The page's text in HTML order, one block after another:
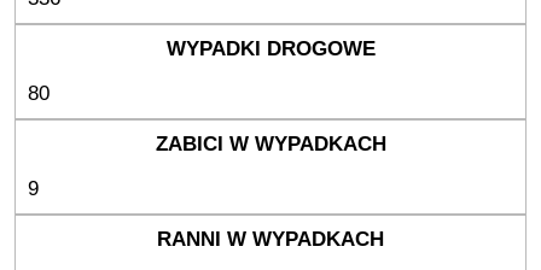
80
9